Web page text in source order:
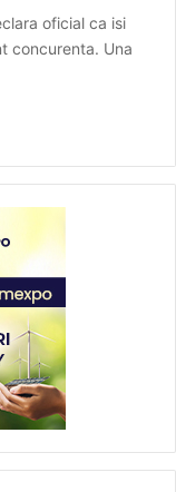
oficial ca isi
concurenta. Una